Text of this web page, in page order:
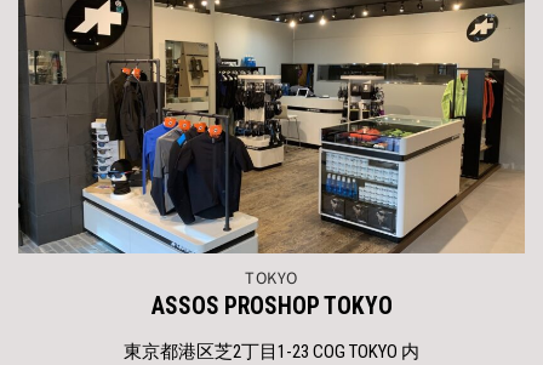
TOKYO
ASSOS PROSHOP TOKYO
東京都港区芝2丁目1-23 COG TOKYO 内